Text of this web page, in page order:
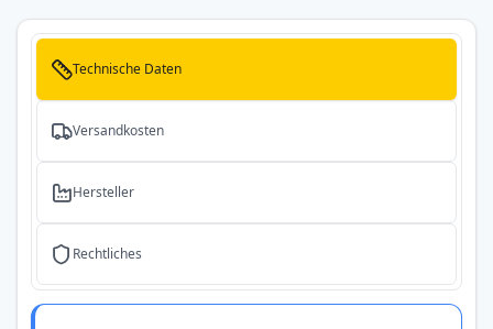
Technische Daten
Versandkosten
Hersteller
Rechtliches